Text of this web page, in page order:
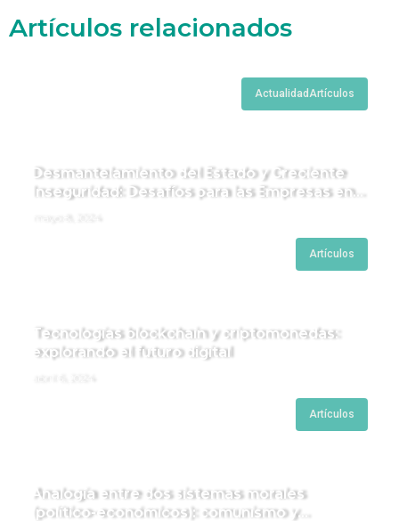
Artículos relacionados
Actualidad Artículos
Desmantelamiento del Estado y Creciente
Inseguridad: Desafíos para las Empresas en
Artículos
Tecnologías blockchain y criptomonedas:
explorando el futuro digital
Artículos
Analogía entre dos sistemas morales
(político-económicos): comunismo y